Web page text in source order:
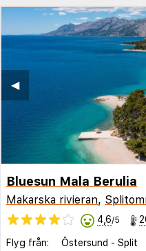
◀︎
Bluesun Mala Berulia
Makarska rivieran,
4,6/5
Flyg från: Östersund - Split